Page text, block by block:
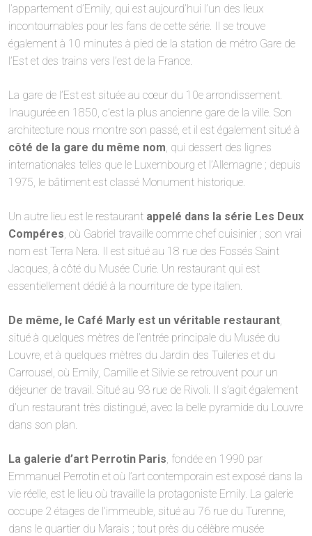
l’appartement d’Emily, qui est aujourd’hui l’un des lieux
incontournables pour les fans de cette série. Il se trouve
également à 10 minutes à pied de la station de métro Gare de
l’Est et des trains vers l’est de la France.
La gare de l’Est est située au cœur du 10e arrondissement.
Inaugurée en 1850, c’est la plus ancienne gare de la ville. Son
architecture nous montre son passé, et il est également situé à
côté de la gare du même nom , qui dessert des lignes
internationales telles que le Luxembourg et l’Allemagne ; depuis
1975, le bâtiment est classé Monument historique.
Un autre lieu est le restaurant appelé dans la série Les Deux
Compéres , où Gabriel travaille comme chef cuisinier ; son vrai
nom est Terra Nera. Il est situé au 18 rue des Fossés Saint
Jacques, à côté du Musée Curie. Un restaurant qui est
essentiellement dédié à la nourriture de type italien.
De même, le Café Marly est un véritable restaurant
situé à quelques mètres de l’entrée principale du Musée du
Louvre, et à quelques mètres du Jardin des Tuileries et du
Carrousel, où Emily, Camille et Silvie se retrouvent pour un
déjeuner de travail. Situé au 93 rue de Rivoli. Il s’agit également
d’un restaurant très distingué, avec la belle pyramide du Louvre
dans son plan.
La galerie d’art Perrotin Paris , fondée en 1990 par
Emmanuel Perrotin et où l’art contemporain est exposé dans la
vie réelle, est le lieu où travaille la protagoniste Emily. La galerie
occupe 2 étages de l’immeuble, situé au 76 rue du Turenne,
dans le quartier du Marais ; tout près du célèbre musée